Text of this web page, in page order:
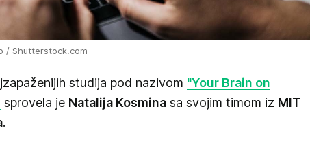
/ Shutterstock.com
studija pod nazivom "Your Brain on
sprovela je Natalija Kosmina sa svojim timom iz MIT
.